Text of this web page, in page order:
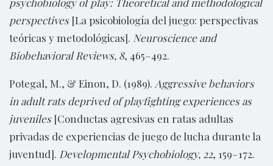
perspectives[La psicobiología del juego: perspectivas
teóricas y metodológicas]. Neuroscience and
Biobehavioral Reviews, 8, 465–492.
Potegal, M., & Einon, D. (1989). Aggressive behaviors
in adult rats deprived of playfighting experiences as
juveniles[Conductas agresivas en ratas adultas
privadas de experiencias de juego de lucha durante la
juventud]. Developmental Psychobiology, 22, 159–172.